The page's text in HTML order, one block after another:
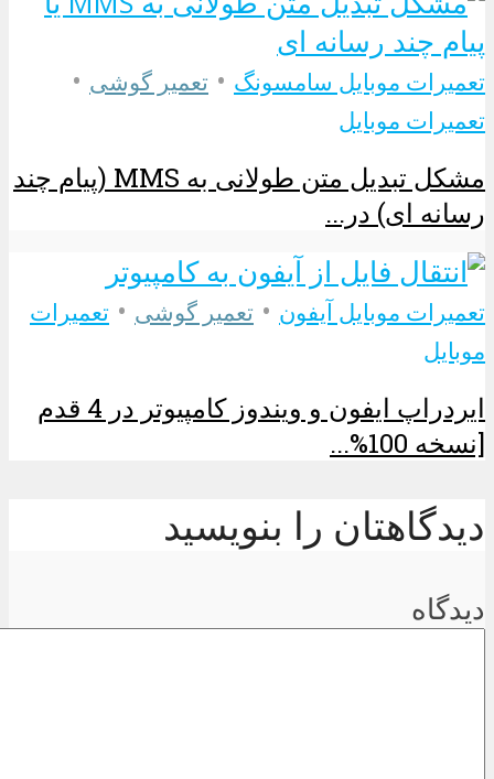
تعمیرات موبایل سامسونگ • تعمیر گوشی •
تعمیرات موبایل
مشکل تبدیل متن طولانی به MMS (پیام چند
رسانه ای) در...
تعمیرات موبایل آیفون • تعمیر گوشی • تعمیرات
موبایل
ایردراپ ایفون و ویندوز کامپیوتر در 4 قدم
[نسخه 100%...
دیدگاهتان را بنویسید
دیدگاه